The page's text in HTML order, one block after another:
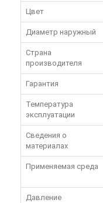
Цвет
Диаметр наружный
Страна
производителя
Гарантия
Температура
эксплуатации
Сведения о
материалах
Применяемая среда
Давление